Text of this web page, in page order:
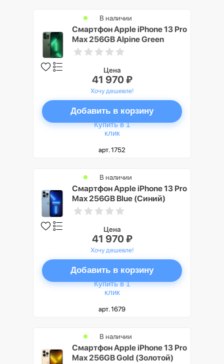
Смартфон Apple iPhone 13 Pro
Max 256GB Alpine Green
(Зелёный)
В наличии
Цена
41 970 ₽
Хочу дешевле!
Добавить в корзину
Купить в 1
клик
арт. 1752
Смартфон Apple iPhone 13 Pro
Max 256GB Blue (Синий)
В наличии
Цена
41 970 ₽
Хочу дешевле!
Добавить в корзину
Купить в 1
клик
арт. 1679
Смартфон Apple iPhone 13 Pro
Max 256GB Gold (Золотой)
В наличии